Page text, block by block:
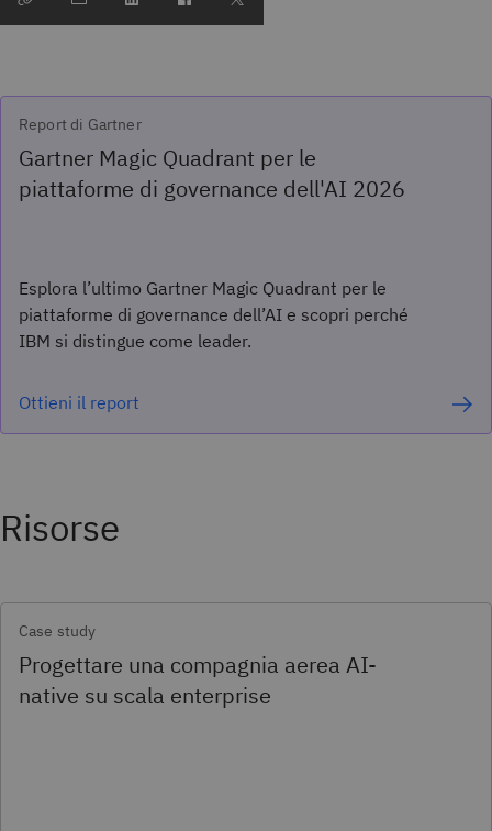
Report di Gartner
Gartner Magic Quadrant per le
piattaforme di governance dell'AI 2026
Esplora l’ultimo Gartner Magic Quadrant per le
piattaforme di governance dell’AI e scopri perché
IBM si distingue come leader.
Ottieni il report
Risorse
Case study
Progettare una compagnia aerea AI-
native su scala enterprise